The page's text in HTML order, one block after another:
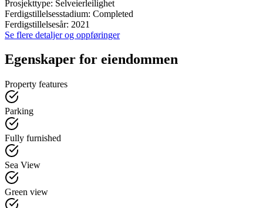
Prosjekttype: Selveierleilighet
Ferdigstillelsesstadium: Completed
Ferdigstillelsesår: 2021
Se flere detaljer og oppføringer
Egenskaper for eiendommen
Property features
Parking
Fully furnished
Sea View
Green view